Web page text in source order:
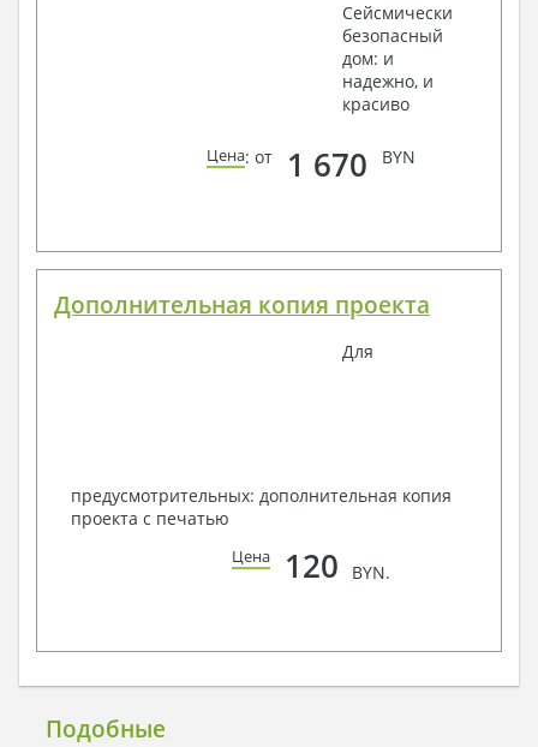
Сейсмически
безопасный
дом: и
надежно, и
красиво
Цена: от 1 670 BYN
Дополнительная копия проекта
Для
предусмотрительных: дополнительная копия
проекта с печатью
Цена 120 BYN.
Подобные